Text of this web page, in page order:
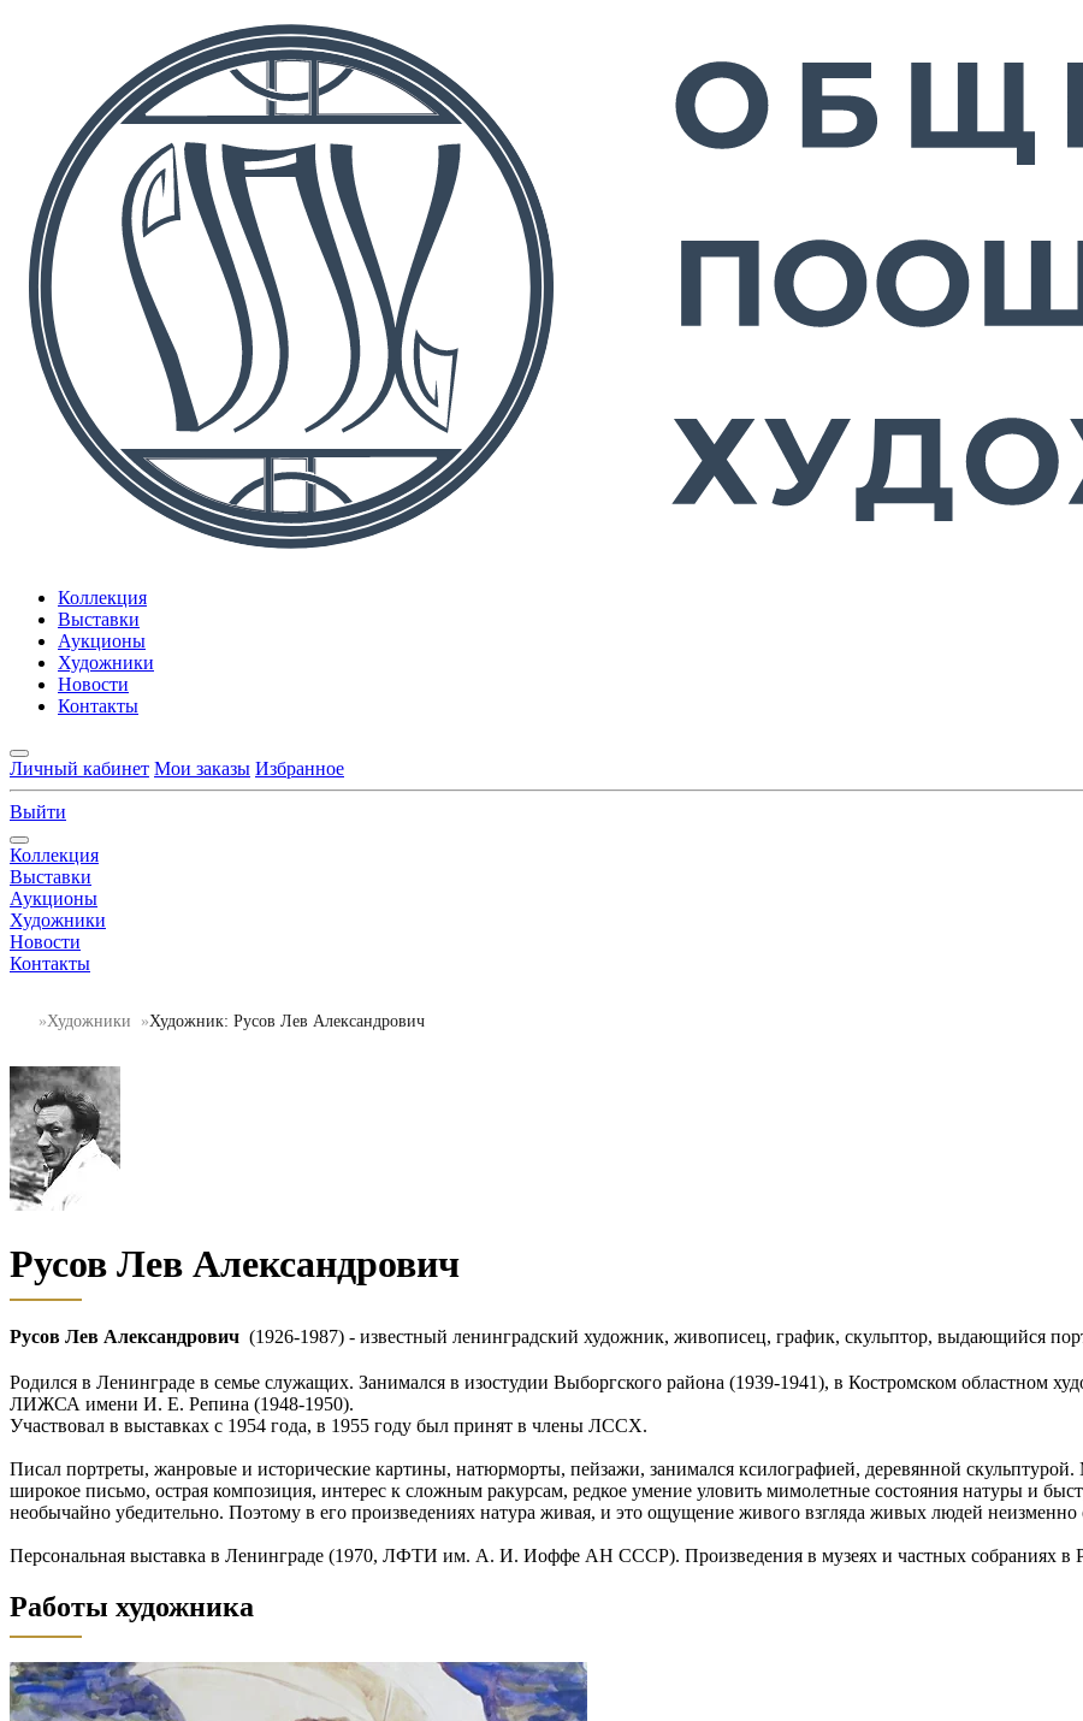
Коллекция
Выставки
Аукционы
Художники
Новости
Контакты
Личный кабинет Мои заказы Избранное
Выйти
Коллекция
Выставки
Аукционы
Художники
Новости
Контакты
Художники Художник: Русов Лев Александрович
Русов Лев Александрович
Русов Лев Александрович (1926-1987) - известный ленинградский художник, живописец, график, скульптор, выдающийся
Родился в Ленинграде в семье служащих. Занимался в изостудии Выборгского района (1939-1941), в Костромском областном
ЛИЖСА имени И. Е. Репина (1948-1950).
Участвовал в выставках с 1954 года, в 1955 году был принят в члены ЛССХ.
Писал портреты, жанровые и исторические картины, натюрморты, пейзажи, занимался ксилографией, деревянной
широкое письмо, острая композиция, интерес к сложным ракурсам, редкое умение уловить мимолетные состояния натуры и
необычайно убедительно. Поэтому в его произведениях натура живая, и это ощущение живого взгляда живых людей
Персональная выставка в Ленинграде (1970, ЛФТИ им. А. И. Иоффе АН СССР). Произведения в музеях и частных собраниях в
Работы художника